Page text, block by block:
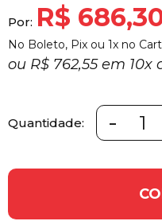
Por: R$
No Boleto, Pix ou 1x no
ou R$ 762,55 em 10x
Quantidade: -